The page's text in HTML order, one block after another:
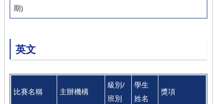
期)
英文
比賽名稱 主辦機構
級別/
班別
學生
姓名
獎項